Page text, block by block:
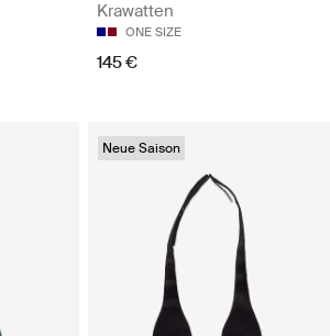
Krawatten
ONE SIZE
145 €
Neue Saison